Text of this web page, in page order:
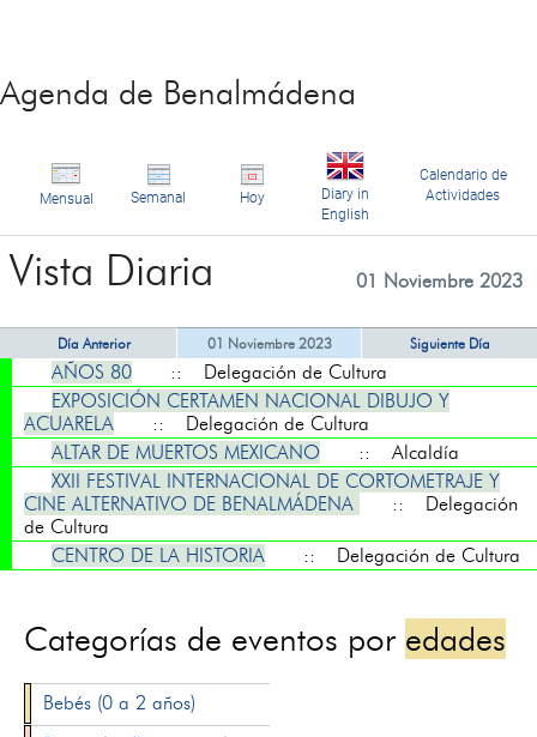
Agenda de Benalmádena
Mensual Semanal Hoy
Diary in
English
Calendario de
Actividades
Vista Diaria 01 Noviembre 2023
Día Anterior 01 Noviembre 2023 Siguiente Día
AÑOS 80
:: Delegación de Cultura
EXPOSICIÓN CERTAMEN NACIONAL DIBUJO Y
ACUARELA
:: Delegación de Cultura
ALTAR DE MUERTOS MEXICANO
:: Alcaldía
XXII FESTIVAL INTERNACIONAL DE CORTOMETRAJE Y
CINE ALTERNATIVO DE BENALMÁDENA
:: Delegación
de Cultura
CENTRO DE LA HISTORIA
:: Delegación de Cultura
Categorías de eventos por edades
Bebés (0 a 2 años)